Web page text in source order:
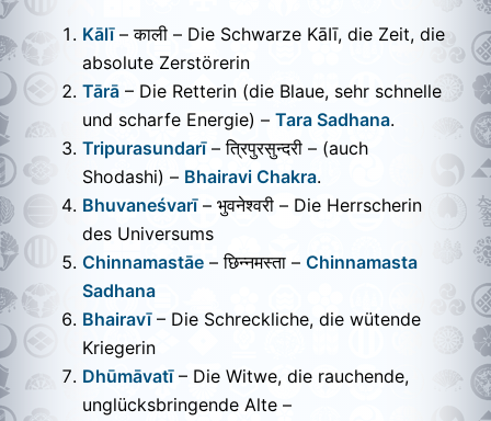
Kālī– काली – Die Schwarze KāIī, die Zeit, die
absolute Zerstörerin
Tārā – Die Retterin (die Blaue, sehr schnelle
und scharfe Energie) – Tara Sadhana.
Tripurasundarī– त्रिपुरसुन्दरी – (auch
Shodashi) – Bhairavi Chakra.
Bhuvaneśvarī– भुवनेश्वरी – Die Herrscherin
des Universums
Chinnamastāe – छिन्नमस्ता – Chinnamasta
Sadhana
Bhairavī– Die Schreckliche, die wütende
Kriegerin
Dhūmāvatī– Die Witwe, die rauchende,
unglücksbringende Alte –